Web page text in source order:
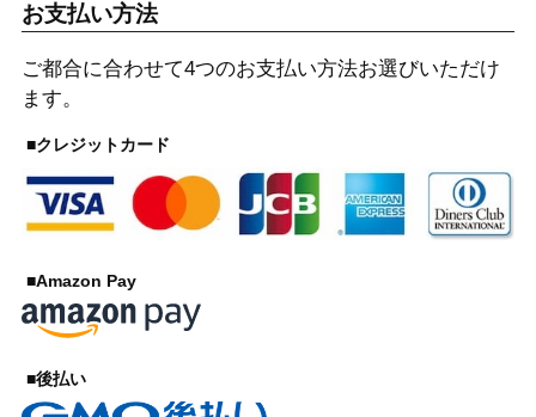
お支払い方法
ご都合に合わせて4つのお支払い方法お選びいただけ
ます。
■クレジットカード
■Amazon Pay
■後払い